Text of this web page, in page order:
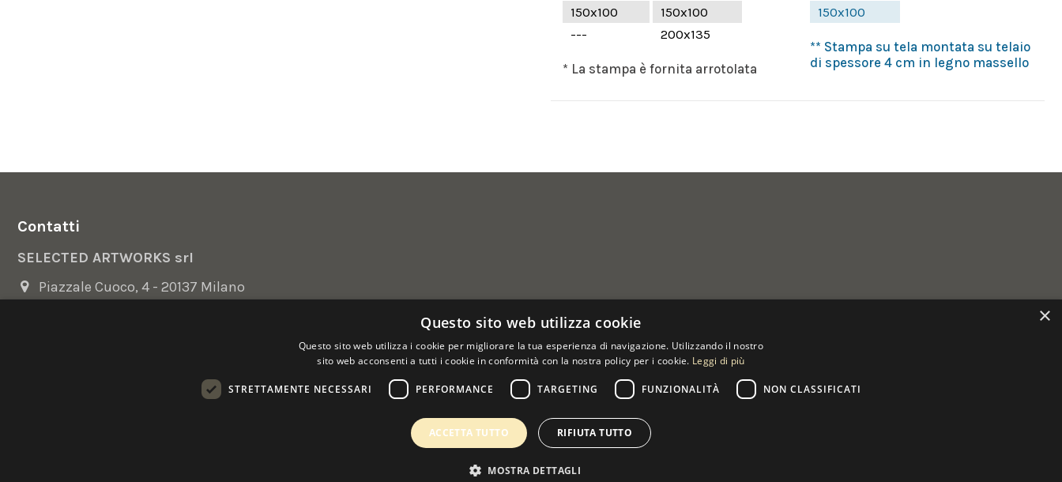
150x100
150x100
---
200x135
* La stampa è fornita arrotolata
150x100
** Stampa su tela montata su telaio
di spessore 4 cm in legno massello
Contatti
SELECTED ARTWORKS srl
Piazzale Cuoco, 4 - 20137 Milano
×
Questo sito web utilizza cookie
Questo sito web utilizza i cookie per migliorare la tua esperienza di navigazione. Utilizzando il nostro
sito web acconsenti a tutti i cookie in conformità con la nostra policy per i cookie. Leggi di più
STRETTAMENTE NECESSARI PERFORMANCE TARGETING FUNZIONALITÀ NON CLASSIFICATI
ACCETTA TUTTO RIFIUTA TUTTO
MOSTRA DETTAGLI